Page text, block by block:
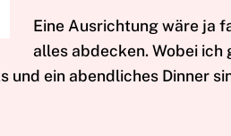
Eine Ausrichtung wäre ja
alles abdecken. Wobei ich
und ein abendliches Dinner